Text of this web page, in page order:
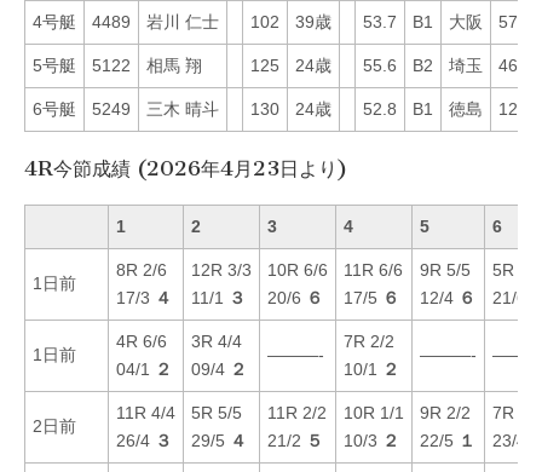
4号艇 4489 岩川 仁士 102 39歳 53.7 B1 大阪 57
5号艇 5122 相馬 翔 125 24歳 55.6 B2 埼玉 46
6号艇 5249 三木 晴斗 130 24歳 52.8 B1 徳島 12
4R今節成績 (2026年4月23日より)
1 2 3 4 5 6
1日前
8R 2/6
17/3 ４
12R 3/3
11/1
３
10R 6/6
20/6 ６
11R 6/6
17/5 ６
9R 5/5
12/4 ６
5R 6/6
21/6
1日前
4R 6/6
04/1
２
3R 4/4
09/4 ２
———-
7R 2/2
10/1
２
———-
2日前
11R 4/4
26/4 ３
5R 5/5
29/5 ４
11R 2/2
21/2 ５
10R 1/1
10/3 ２
9R 2/2
22/5 １
7R 6/6
23/4